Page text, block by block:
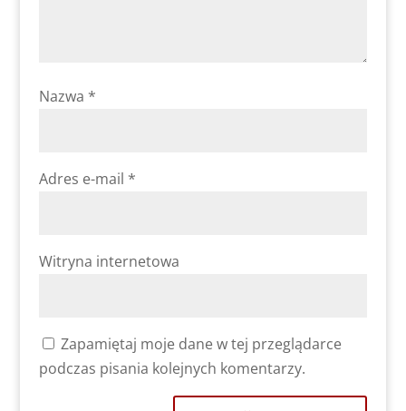
Nazwa *
Adres e-mail *
Witryna internetowa
Zapamiętaj moje dane w tej przeglądarce
podczas pisania kolejnych komentarzy.